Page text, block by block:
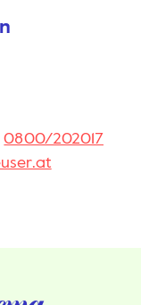
0800/202017